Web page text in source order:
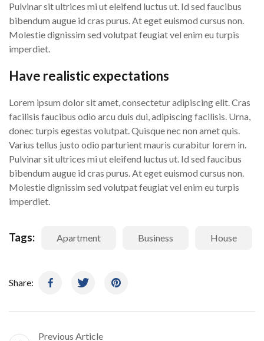
Pulvinar sit ultrices mi ut eleifend luctus ut. Id sed faucibus
bibendum augue id cras purus. At eget euismod cursus non.
Molestie dignissim sed volutpat feugiat vel enim eu turpis
imperdiet.
Have realistic expectations
Lorem ipsum dolor sit amet, consectetur adipiscing elit. Cras
facilisis faucibus odio arcu duis dui, adipiscing facilisis. Urna,
donec turpis egestas volutpat. Quisque nec non amet quis.
Varius tellus justo odio parturient mauris curabitur lorem in.
Pulvinar sit ultrices mi ut eleifend luctus ut. Id sed faucibus
bibendum augue id cras purus. At eget euismod cursus non.
Molestie dignissim sed volutpat feugiat vel enim eu turpis
imperdiet.
Tags: Apartment Business House
Share:
Previous Article